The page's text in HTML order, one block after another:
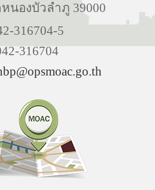
นองบัวลำภู 39000
316704-5
316704